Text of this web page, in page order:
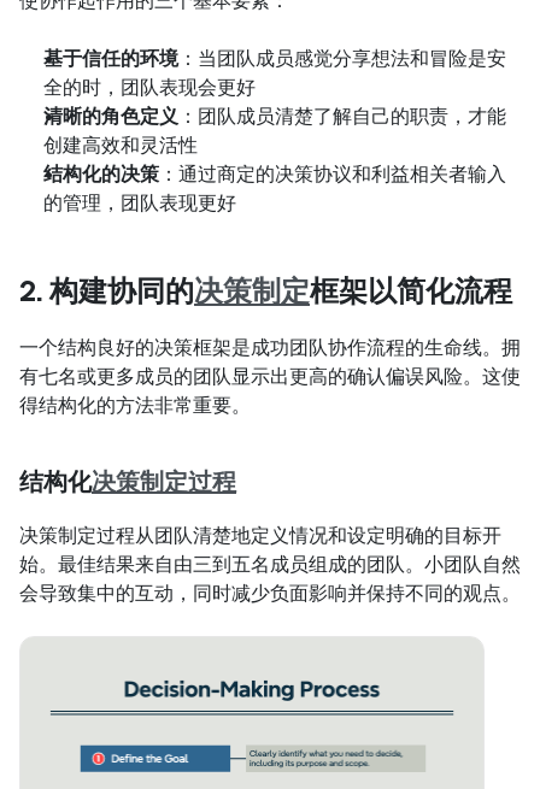
基于信任的环境：当团队成员感觉分享想法和冒险是安
全的时，团队表现会更好
清晰的角色定义 ：团队成员清楚了解自己的职责，才能
创建高效和灵活性
结构化的决策 ：通过商定的决策协议和利益相关者输入
的管理，团队表现更好
2. 构建协同的决策制定框架以简化流程
一个结构良好的决策框架是成功团队协作流程的生命线。拥
有七名或更多成员的团队显示出更高的确认偏误风险。这使
得结构化的方法非常重要。
结构化决策制定过程
决策制定过程从团队清楚地定义情况和设定明确的目标开
始。最佳结果来自由三到五名成员组成的团队。小团队自然
会导致集中的互动，同时减少负面影响并保持不同的观点。